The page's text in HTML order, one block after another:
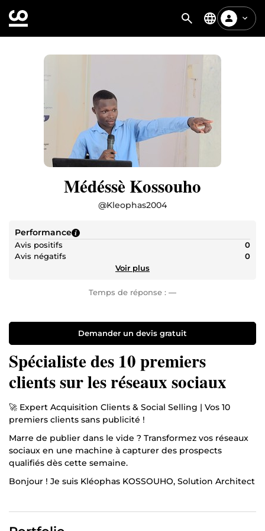
Médéssè Kossouho
@Kleophas2004
Performance
Avis positifs
0
Avis négatifs
0
Voir plus
Temps de réponse : —
Demander un devis gratuit
Spécialiste des 10 premiers
clients sur les réseaux sociaux
🚀 Expert Acquisition Clients & Social Selling | Vos 10
premiers clients sans publicité !
Marre de publier dans le vide ? Transformez vos réseaux
sociaux en une machine à capturer des prospects
qualifiés dès cette semaine.
Bonjour ! Je suis Kléophas KOSSOUHO, Solution Architect